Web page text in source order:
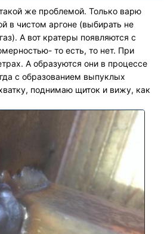
же проблемой. Только варю
в чистом аргоне (выбирать не
А вот кратеры появляются с
то есть, то нет. При
А образуются они в процессе
с образованием выпуклых
поднимаю щиток и вижу, как